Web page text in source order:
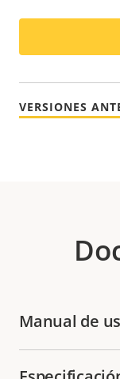
VERSIONES
Manual de